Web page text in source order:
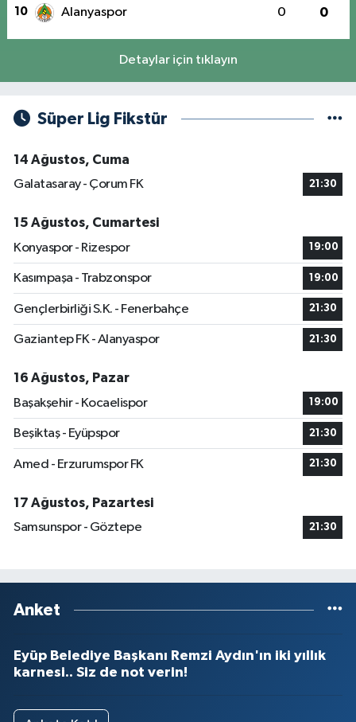
10 Alanyaspor 0 0
Detaylar için tıklayın
Süper Lig Fikstür
14 Ağustos, Cuma
Galatasaray - Çorum FK
21:30
15 Ağustos, Cumartesi
Konyaspor - Rizespor
19:00
Kasımpaşa - Trabzonspor 19:00
Gençlerbirliği S.K. - Fenerbahçe 21:30
Gaziantep FK - Alanyaspor 21:30
16 Ağustos, Pazar
Başakşehir - Kocaelispor
19:00
Beşiktaş - Eyüpspor 21:30
Amed - Erzurumspor FK 21:30
17 Ağustos, Pazartesi
Samsunspor - Göztepe
21:30
Anket
Eyüp Belediye Başkanı Remzi Aydın'ın iki yıllık
karnesi.. Siz de not verin!